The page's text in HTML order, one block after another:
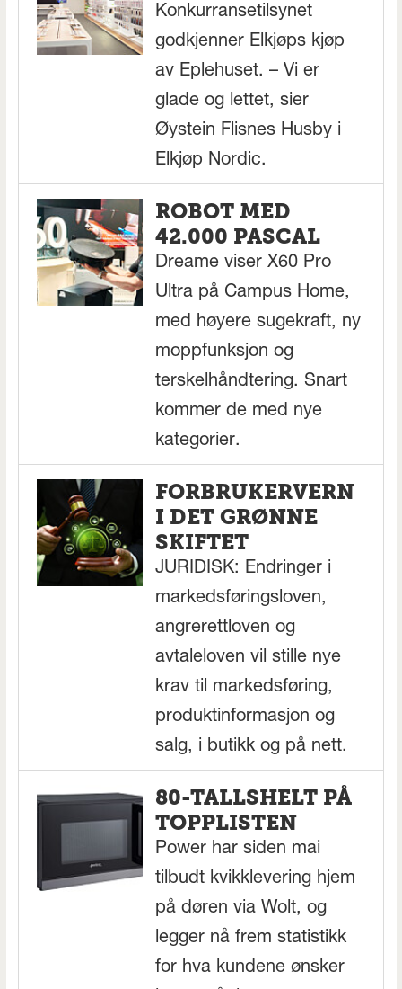
Konkurransetilsynet
godkjenner Elkjøps kjøp
av Eplehuset. – Vi er
glade og lettet, sier
Øystein Flisnes Husby i
Elkjøp Nordic.
ROBOT MED
42.000 PASCAL
Dreame viser X60 Pro
Ultra på Campus Home,
med høyere sugekraft, ny
moppfunksjon og
terskelhåndtering. Snart
kommer de med nye
kategorier.
FORBRUKERVERN
I DET GRØNNE
SKIFTET
JURIDISK: Endringer i
markedsføringsloven,
angrerettloven og
avtaleloven vil stille nye
krav til markedsføring,
produktinformasjon og
salg, i butikk og på nett.
80-TALLSHELT PÅ
TOPPLISTEN
Power har siden mai
tilbudt kvikklevering hjem
på døren via Wolt, og
legger nå frem statistikk
for hva kundene ønsker